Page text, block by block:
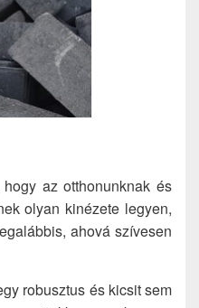
az otthonunknak és
olyan kinézete legyen,
ahová szívesen
robusztus és kicsit sem